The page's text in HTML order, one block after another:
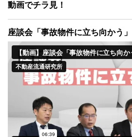
動画でチラ見！
座談会「事故物件に立ち向かう」